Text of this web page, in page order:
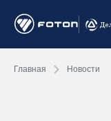
Главная Новости